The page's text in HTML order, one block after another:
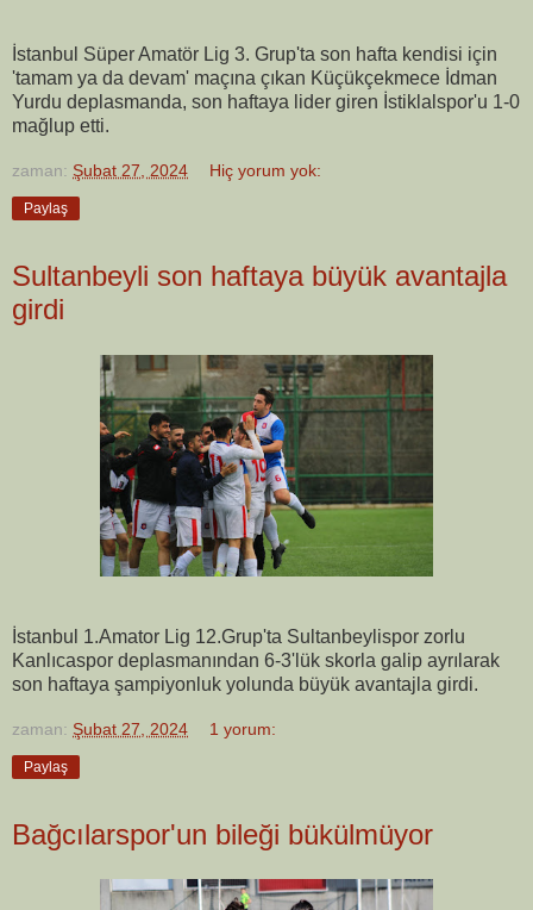
İstanbul Süper Amatör Lig 3. Grup'ta son hafta kendisi için
'tamam ya da devam' maçına çıkan Küçükçekmece İdman
Yurdu deplasmanda, son haftaya lider giren İstiklalspor'u 1-0
mağlup etti.
zaman: Şubat 27, 2024 Hiç yorum yok:
Paylaş
Sultanbeyli son haftaya büyük avantajla
girdi
İstanbul 1.Amator Lig 12.Grup'ta Sultanbeylispor zorlu
Kanlıcaspor deplasmanından 6-3'lük skorla galip ayrılarak
son haftaya şampiyonluk yolunda büyük avantajla girdi.
zaman: Şubat 27, 2024 1 yorum:
Paylaş
Bağcılarspor'un bileği bükülmüyor